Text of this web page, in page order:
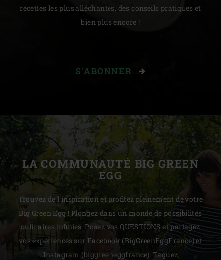
recettes les plus alléchantes, des conseils pratiques et
bien plus encore !
S'ABONNER
LA COMMUNAUTÉ BIG GREEN
EGG
Trouvez de l'inspiration et profitez pleinement de votre
Big Green Egg ! Plongez dans un monde de possibilités
culinaires infinies. Posez vos QUESTIONS et partagez
vos expériences sur Facebook (BigGreenEggFrance) et
Instagram (biggreeneggfrance). Taguez